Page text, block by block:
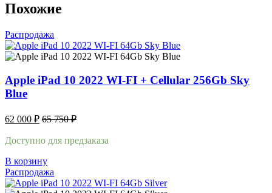
Похожие
Распродажа
Apple iPad 10 2022 WI-FI + Cellular 256Gb Sky
Blue
62 000 ₽ 65 750₽
Доступно для предзаказа
В корзину
Распродажа